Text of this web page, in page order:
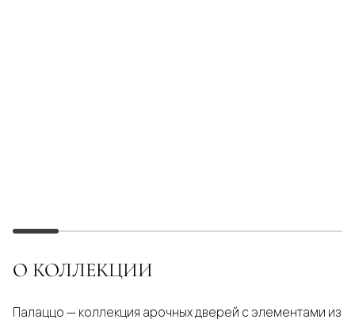
О КОЛЛЕКЦИИ
Палаццо — коллекция арочных дверей с элементами из